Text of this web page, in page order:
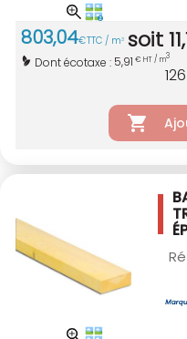
803,04€TTC / m3 soit11,
Dont écotaxe : 5,91 € HT / m3
126